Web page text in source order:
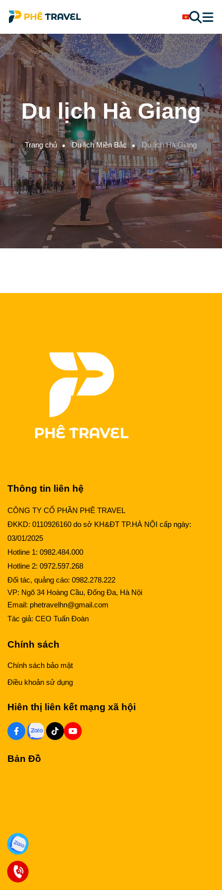
Du lịch Hà Giang
Trang chủ Du lịch Miền Bắc Du lịch Hà Giang
Thông tin liên hệ
CÔNG TY CỔ PHẦN PHÊ TRAVEL
ĐKKD: 0110926160 do sở KH&ĐT TP.HÀ NỘI cấp ngày:
03/01/2025
Hotline 1: 0982.484.000
Hotline 2: 0972.597.268
Đối tác, quảng cáo: 0982.278.222
VP: Ngõ 34 Hoàng Cầu, Đống Đa, Hà Nội
Email: phetravelhn@gmail.com
Tác giả: CEO Tuấn Đoàn
Chính sách
Chính sách bảo mật
Điều khoản sử dụng
Hiên thị liên kết mạng xã hội
Bản Đồ